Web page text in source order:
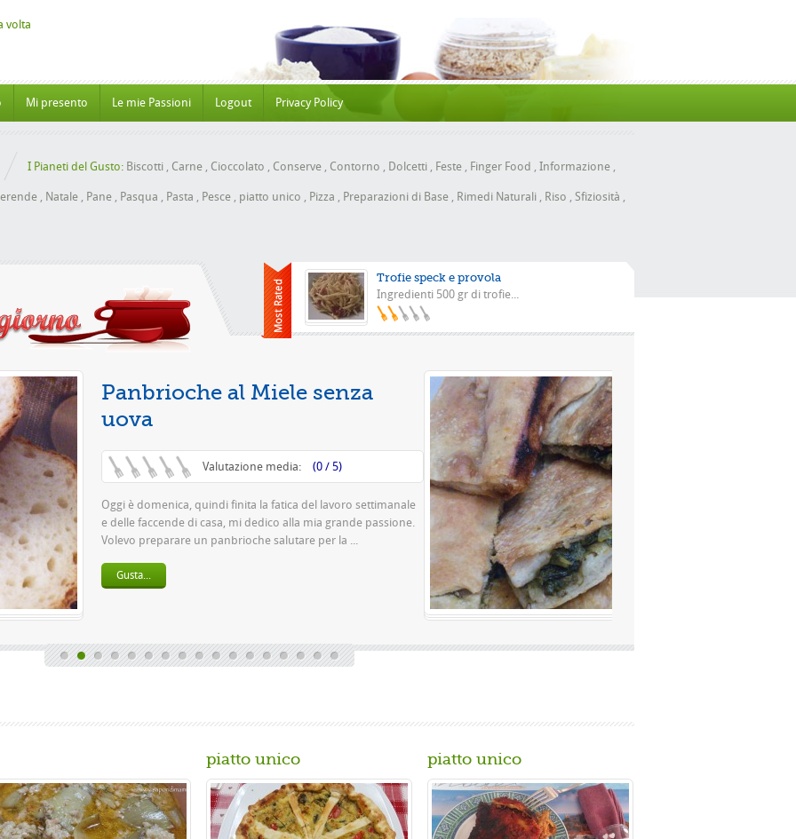
Mi presento Le mie Passioni Logout Privacy Policy
I Pianeti del Gusto: Biscotti , Carne , Cioccolato , Conserve , Contorno , Dolcetti , Feste , Finger Food , Informazione ,
, Natale , Pane , Pasqua , Pasta , Pesce , piatto unico , Pizza , Preparazioni di Base , Rimedi Naturali , Riso , Sfiziosità ,
Trofie speck e provola
Ingredienti 500 gr di trofie...
Pizza con la scarola
Valutazione media: (0 / 5)
Questa è una pizza famosissima a Napoli Ingredienti Per la
pasta 500 g di farina rimacinata a pietra 0 10 g di lievito di
Gusta...
piatto unico piatto unico